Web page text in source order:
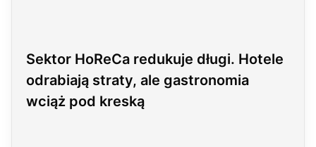
Sektor HoReCa redukuje długi. Hotele
odrabiają straty, ale gastronomia
wciąż pod kreską